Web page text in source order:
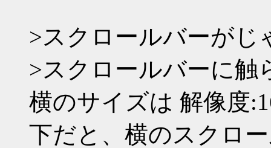
>スクロールバーがじ
>スクロールバーに触
横のサイズは 解像度
下だと、横のスクロ